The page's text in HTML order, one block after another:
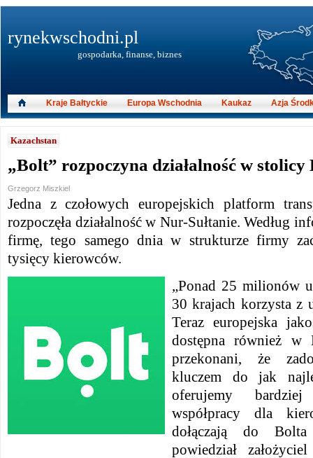
Kazachstan
„Bolt” rozpoczyna działalność w stolicy
Grzegorz Miszkiel
Jedna z czołowych europejskich platform
rozpoczęła działalność w Nur-Sułtanie. Według
firmę, tego samego dnia w strukturze firmy
tysięcy kierowców.
„Ponad 25 milionów
30 krajach korzysta z
Teraz europejska
dostępna również w
przekonani, że
kluczem do jak
oferujemy
współpracy dla
dołączają do
powiedział
rynekwschodni.pl
gospodarka, finanse, biznes
Kraje Bałtyckie Europa Wschodnia Kaukaz Azja